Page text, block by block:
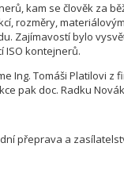
kam se člověk za
rozměry,
Zajímavostí bylo
ISO kontejnerů.
Ing. Tomáši Platilovi z
pak doc. Radku
přeprava a